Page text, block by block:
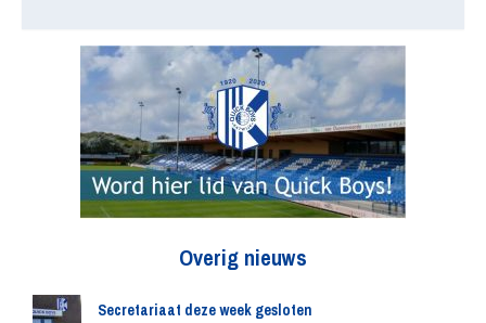
Overig nieuws
Secretariaat deze week gesloten